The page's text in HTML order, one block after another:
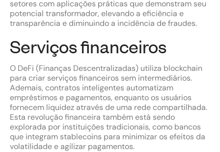
setores com aplicações práticas que demonstram seu
potencial transformador, elevando a eficiência e
transparência e diminuindo a incidência de fraudes.
Serviços financeiros
O DeFi (Finanças Descentralizadas) utiliza blockchain
para criar serviços financeiros sem intermediários.
Ademais, contratos inteligentes automatizam
empréstimos e pagamentos, enquanto os usuários
fornecem liquidez através de uma rede compartilhada.
Esta revolução financeira também está sendo
explorada por instituições tradicionais, como bancos
que integram stablecoins para minimizar os efeitos da
volatilidade e agilizar pagamentos.